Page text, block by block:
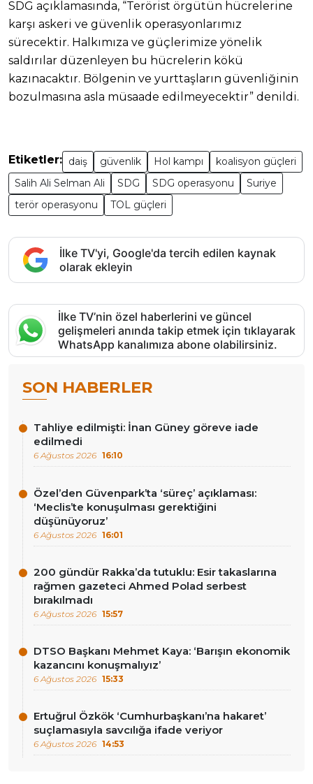
SDG açıklamasında, “Terörist örgütün hücrelerine
karşı askeri ve güvenlik operasyonlarımız
sürecektir. Halkımıza ve güçlerimize yönelik
saldırılar düzenleyen bu hücrelerin kökü
kazınacaktır. Bölgenin ve yurttaşların güvenliğinin
bozulmasına asla müsaade edilmeyecektir” denildi.
Etiketler: daiş güvenlik Hol kampı
koalisyon güçleri
Salih Ali Selman Ali
SDG SDG operasyonu
Suriye
terör operasyonu
TOL güçleri
İlke TV'yi, Google'da tercih edilen kaynak
olarak ekleyin
İlke TV’nin özel haberlerini ve güncel
gelişmeleri anında takip etmek için tıklayarak
WhatsApp kanalımıza abone olabilirsiniz.
SON HABERLER
Tahliye edilmişti: İnan Güney göreve iade
edilmedi
6 Ağustos 2026 16:10
Özel’den Güvenpark’ta ‘süreç’ açıklaması:
‘Meclis’te konuşulması gerektiğini
düşünüyoruz’
6 Ağustos 2026 16:01
200 gündür Rakka’da tutuklu: Esir takaslarına
rağmen gazeteci Ahmed Polad serbest
bırakılmadı
6 Ağustos 2026 15:57
DTSO Başkanı Mehmet Kaya: ‘Barışın ekonomik
kazancını konuşmalıyız’
6 Ağustos 2026 15:33
Ertuğrul Özkök ‘Cumhurbaşkanı’na hakaret’
suçlamasıyla savcılığa ifade veriyor
6 Ağustos 2026 14:53